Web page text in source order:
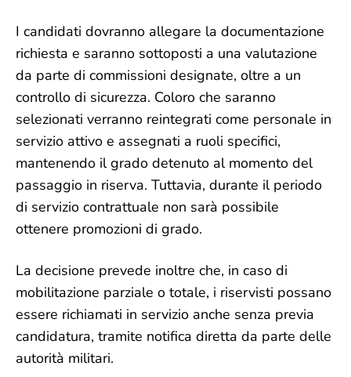
I candidati dovranno allegare la documentazione
richiesta e saranno sottoposti a una valutazione
da parte di commissioni designate, oltre a un
controllo di sicurezza. Coloro che saranno
selezionati verranno reintegrati come personale in
servizio attivo e assegnati a ruoli specifici,
mantenendo il grado detenuto al momento del
passaggio in riserva. Tuttavia, durante il periodo
di servizio contrattuale non sarà possibile
ottenere promozioni di grado.
La decisione prevede inoltre che, in caso di
mobilitazione parziale o totale, i riservisti possano
essere richiamati in servizio anche senza previa
candidatura, tramite notifica diretta da parte delle
autorità militari.